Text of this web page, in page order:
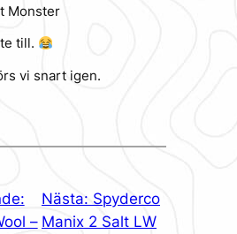
Monster
till.
vi snart igen.
–
Nästa: Spyderco
Manix 2 Salt LW